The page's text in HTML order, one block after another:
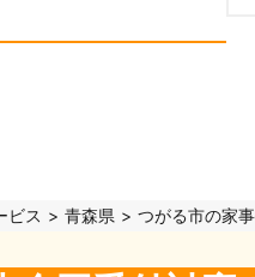
ビス 青森県 つがる市の家